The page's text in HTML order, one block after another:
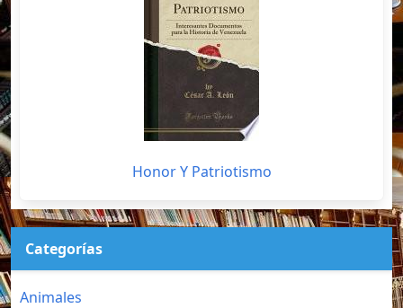
Honor Y Patriotismo
Categorías
Animales